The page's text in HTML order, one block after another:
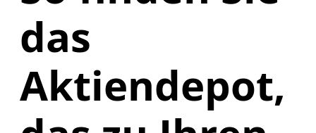
das
Aktiendepot,